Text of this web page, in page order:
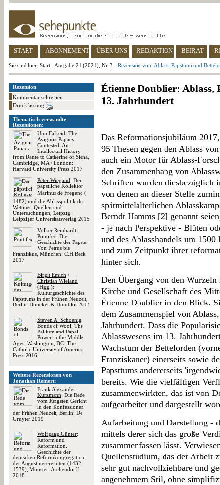
START ABONNEMENT ÜBER UNS REDAKTION BEIRAT
Sie sind hier: Start - Ausgabe 21 (2021), Nr. 3 - Rezension von: Ablass, Papsttum und
Rezension
Kommentar schreiben
Druckfassung
Thematisch verwandte
Rezensionen:
Unn Falkeid: The
Avignon Papacy
Contested. An
Intellectual History
from Dante to Catherine of Siena,
Cambridge, MA / London:
Harvard University Press 2017
Peter Wiegand: Der
päpstliche Kollektor
Marinus de Fregeno (
1482) und die Ablasspolitik der
Wettiner. Quellen und
Untersuchungen, Leipzig:
Leipziger Universitätsverlag 2015
Volker Reinhardt:
Pontifex. Die
Geschichte der Päpste.
Von Petrus bis
Franziskus, München: C.H.Beck
2017
Birgit Emich /
Christian Wieland
(Hgg.):
Kulturgeschichte des
Papsttums in der Frühen Neuzeit,
Berlin: Duncker & Humblot 2013
Steven A. Schoenig:
Bonds of Wool. The
Pallium and Papal
Power in the Middle
Ages, Washington, DC: The
Catholic University of America
Press 2016
Weitere Rezensionen von
Jonathan Reinert:
Frank Alexander
Kurzmann: Die Rede
vom Jüngsten Gericht
in den Konfessionen
der Frühen Neuzeit, Berlin: De
Gruyter 2019
Wolfgang Günter:
Reform und
Reformation.
Geschichte der
deutschen Reformkongregation
der Augustinereremiten (1432-
1539), Münster: Aschendorff
2018
Étienne Doublier: Ablass,
13. Jahrhundert
Das Reformationsjubiläum
95 Thesen gegen den Ablass
auch ein Motor für Ablass-
den Zusammenhang von
Schriften wurden diesbezüglich
von denen an dieser Stelle
spätmittelalterlichen
Berndt Hamms [2] genannt
- je nach Perspektive - Blüten
und des Ablasshandels um
und zum Zeitpunkt ihrer
hinter sich.
Den Übergang von den
Kirche und Gesellschaft des
Étienne Doublier in den Blick.
dem Zusammenspiel von
Jahrhundert. Dass die
Ablasswesens im 13.
Wachstum der Bettelorden
Franziskaner) einerseits sowie
Papsttums andererseits
bereits. Wie die vielfältigen
zusammenwirkten, das ist von
aufgearbeitet und dargestellt
Aufarbeitung und Darstellung -
mittels derer sich das große
zusammenfassen lässt.
Quellenstudium, das der Arbeit
sehr gut nachvollziehbare und
angenehmem Stil, ohne